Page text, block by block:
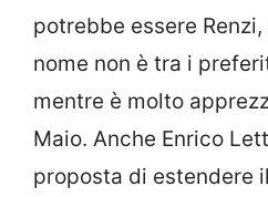
potrebbe essere
nome non è tra i
mentre è molto
Maio. Anche Enrico
proposta di estendere